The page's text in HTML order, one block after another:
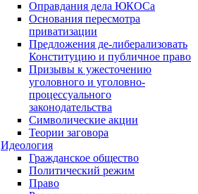
Оправдания дела ЮКОСа
Основания пересмотра
приватизации
Предложения де-либерализовать
Конституцию и публичное право
Призывы к ужесточению
уголовного и уголовно-
процессуального
законодательства
Символические акции
Теории заговора
Идеология
Гражданское общество
Политический режим
Право